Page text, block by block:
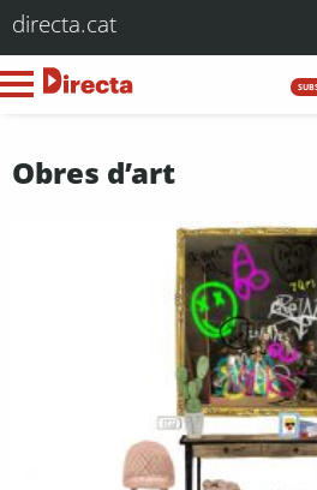
directa.cat
Obres d’art